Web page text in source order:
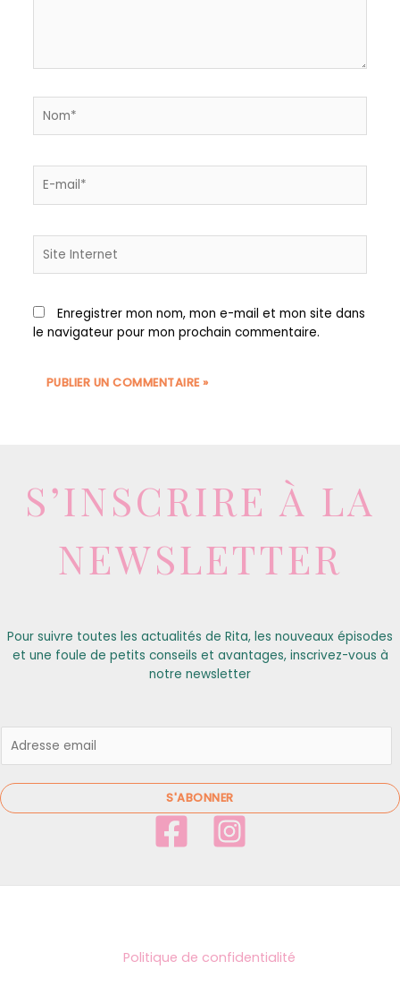
Enregistrer mon nom, mon e-mail et mon site dans
le navigateur pour mon prochain commentaire.
S’INSCRIRE À LA
NEWSLETTER
Pour suivre toutes les actualités de Rita, les nouveaux épisodes
et une foule de petits conseils et avantages, inscrivez-vous à
notre newsletter
m
i
l
S'ABONNER
Politique de confidentialité